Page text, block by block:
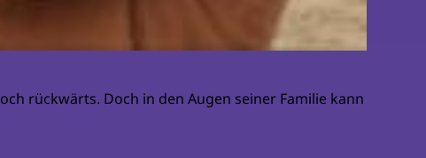
rückwärts. Doch in den Augen seiner Familie kann